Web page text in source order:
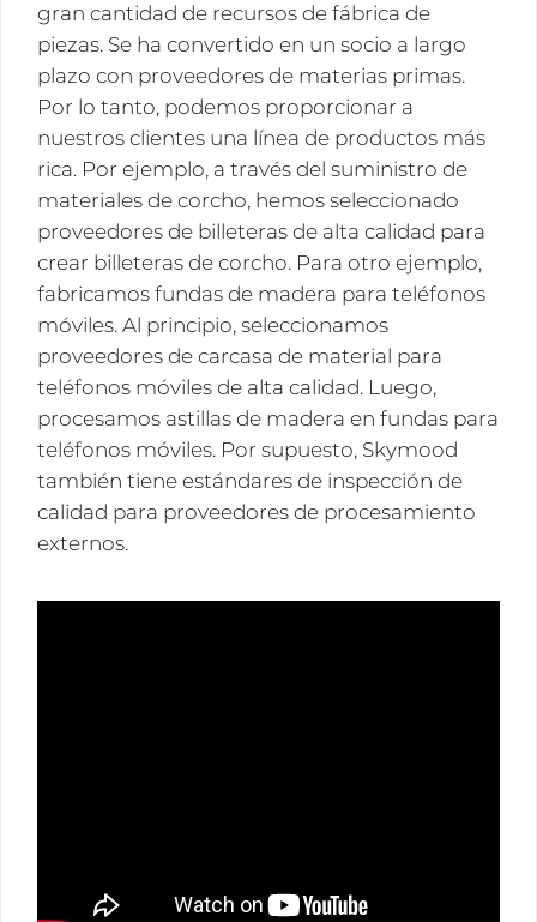
gran cantidad de recursos de fábrica de
piezas. Se ha convertido en un socio a largo
plazo con proveedores de materias primas.
Por lo tanto, podemos proporcionar a
nuestros clientes una línea de productos más
rica. Por ejemplo, a través del suministro de
materiales de corcho, hemos seleccionado
proveedores de billeteras de alta calidad para
crear billeteras de corcho. Para otro ejemplo,
fabricamos fundas de madera para teléfonos
móviles. Al principio, seleccionamos
proveedores de carcasa de material para
teléfonos móviles de alta calidad. Luego,
procesamos astillas de madera en fundas para
teléfonos móviles. Por supuesto, Skymood
también tiene estándares de inspección de
calidad para proveedores de procesamiento
externos.